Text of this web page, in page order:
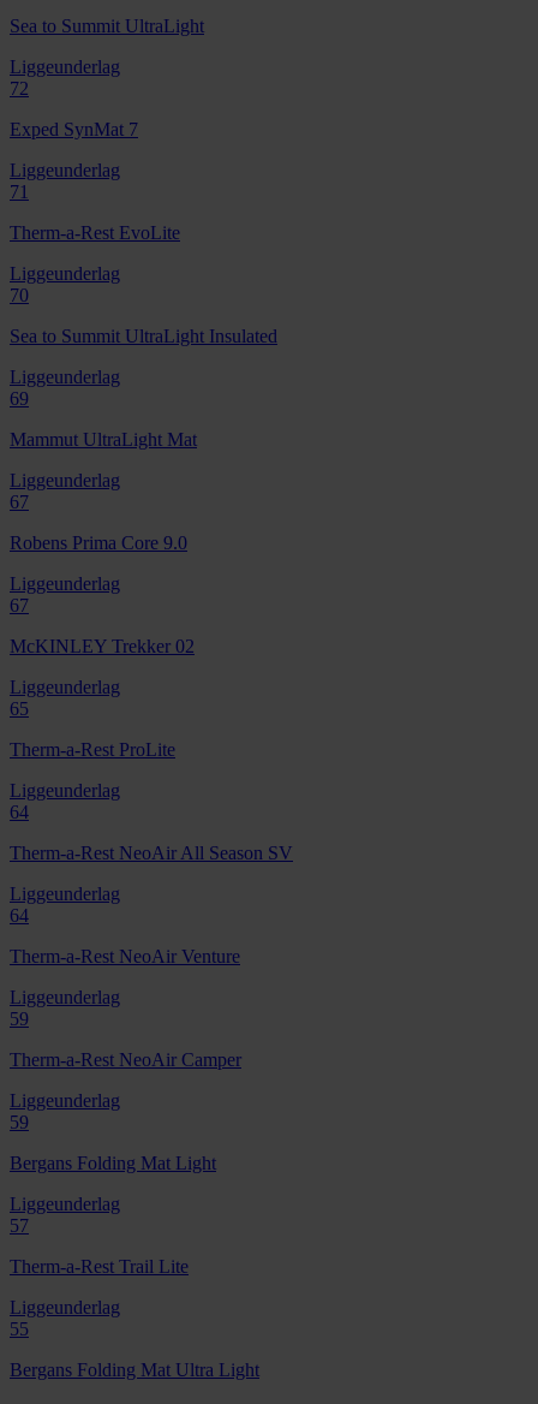
Sea to Summit UltraLight
Liggeunderlag
72
Exped SynMat 7
Liggeunderlag
71
Therm-a-Rest EvoLite
Liggeunderlag
70
Sea to Summit UltraLight Insulated
Liggeunderlag
69
Mammut UltraLight Mat
Liggeunderlag
67
Robens Prima Core 9.0
Liggeunderlag
67
McKINLEY Trekker 02
Liggeunderlag
65
Therm-a-Rest ProLite
Liggeunderlag
64
Therm-a-Rest NeoAir All Season SV
Liggeunderlag
64
Therm-a-Rest NeoAir Venture
Liggeunderlag
59
Therm-a-Rest NeoAir Camper
Liggeunderlag
59
Bergans Folding Mat Light
Liggeunderlag
57
Therm-a-Rest Trail Lite
Liggeunderlag
55
Bergans Folding Mat Ultra Light